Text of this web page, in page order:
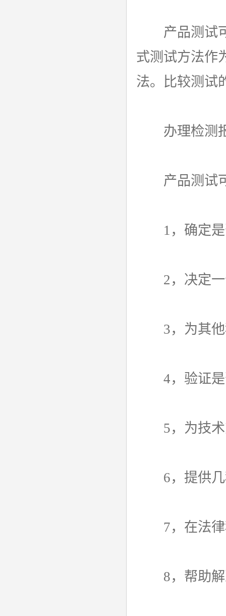
产品测试可
式测试方法作
法。比较测试
办理检测
产品测试可
1，确定是
2，决定一
3，为其他
4，验证是
5，为技术
6，提供几
7，在法律
8，帮助解